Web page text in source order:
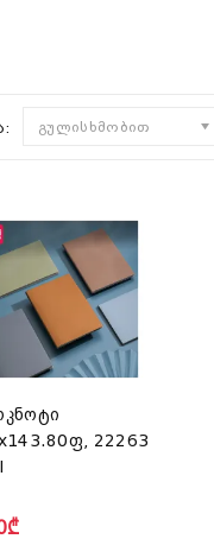
გულისხმობით
22263